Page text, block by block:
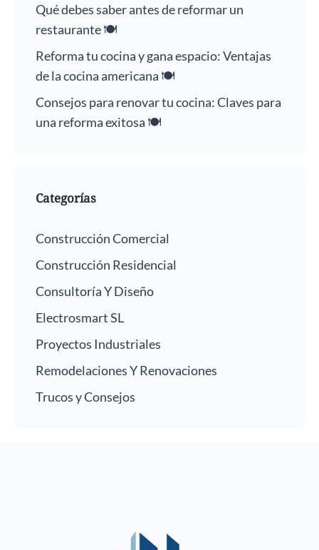
Qué debes saber antes de reformar un
restaurante 🍽️
Reforma tu cocina y gana espacio: Ventajas
de la cocina americana 🍽️
Consejos para renovar tu cocina: Claves para
una reforma exitosa 🍽️
Categorías
Construcción Comercial
Construcción Residencial
Consultoría Y Diseño
Electrosmart SL
Proyectos Industriales
Remodelaciones Y Renovaciones
Trucos y Consejos